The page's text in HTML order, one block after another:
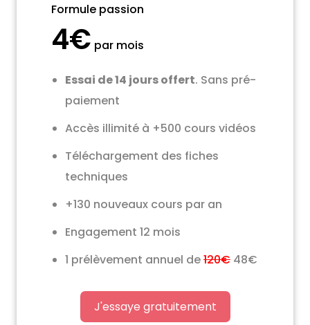
Formule passion
4€ par mois
Essai de 14 jours offert. Sans pré-
paiement
Accès illimité à +500 cours vidéos
Téléchargement des fiches
techniques
+130 nouveaux cours par an
Engagement 12 mois
1 prélèvement annuel de120€ 48€
J'essaye gratuitement